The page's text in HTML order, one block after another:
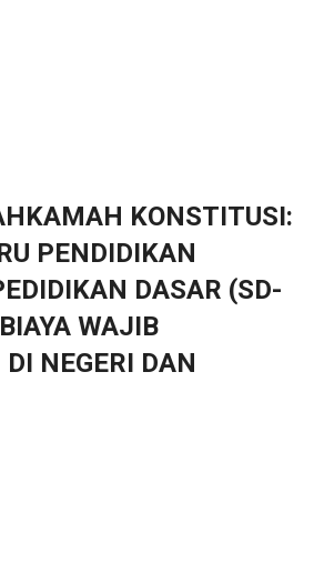
KONSTITUSI:
PENDIDIKAN
DASAR (SD-
WAJIB
NEGERI DAN